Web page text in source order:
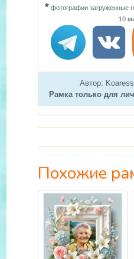
*фотографии загруженные
10
Автор: Koaress
Рамка только для
Похожие